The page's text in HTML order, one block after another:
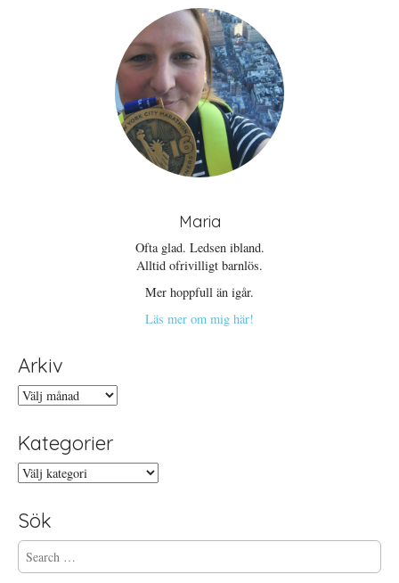
Maria
Ofta glad. Ledsen ibland.
Alltid ofrivilligt barnlös.
Mer hoppfull än igår.
Läs mer om mig här!
Arkiv
Arkiv
Kategorier
Kategorier
Sök
S
e